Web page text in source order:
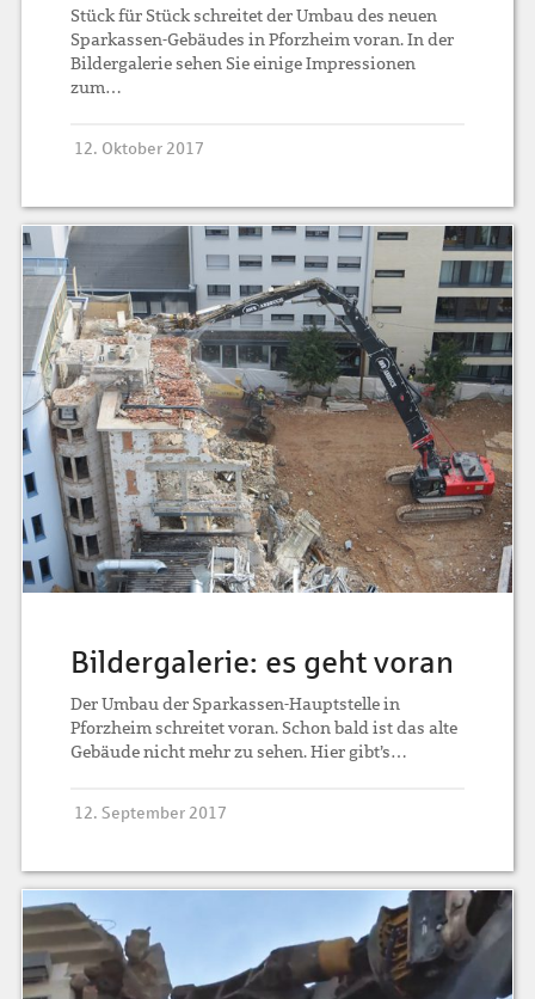
Stück für Stück schreitet der Umbau des neuen
Sparkassen-Gebäudes in Pforzheim voran. In der
Bildergalerie sehen Sie einige Impressionen
zum…
12. Oktober 2017
Bildergalerie: es geht voran
Der Umbau der Sparkassen-Hauptstelle in
Pforzheim schreitet voran. Schon bald ist das alte
Gebäude nicht mehr zu sehen. Hier gibt’s…
12. September 2017